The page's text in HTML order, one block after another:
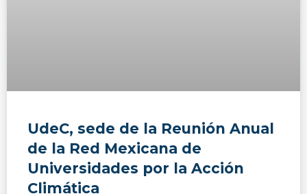
UdeC, sede de la Reunión Anual
de la Red Mexicana de
Universidades por la Acción
Climática